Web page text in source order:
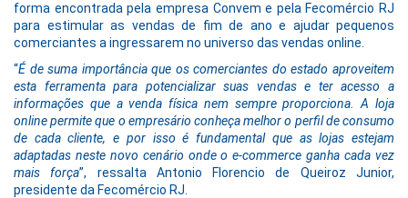
forma encontrada pela empresa Convem e pela Fecomércio RJ
para estimular as vendas de fim de ano e ajudar pequenos
comerciantes a ingressarem no universo das vendas online.
“É de suma importância que os comerciantes do estado aproveitem
esta ferramenta para potencializar suas vendas e ter acesso a
informações que a venda física nem sempre proporciona. A loja
online permite que o empresário conheça melhor o perfil de consumo
de cada cliente, e por isso é fundamental que as lojas estejam
adaptadas neste novo cenário onde o e-commerce ganha cada vez
mais força”, ressalta Antonio Florencio de Queiroz Junior,
presidente da Fecomércio RJ.